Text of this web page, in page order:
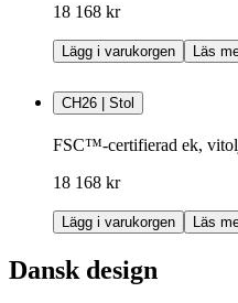
18 168 kr
Lägg i varukorgen Läs
CH26 | Stol
FSC™-certifierad ek,
18 168 kr
Lägg i varukorgen Läs
Dansk design